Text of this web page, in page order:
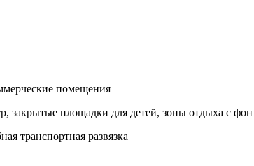
помещения
закрытые площадки для детей, зоны отдыха с
транспортная развязка